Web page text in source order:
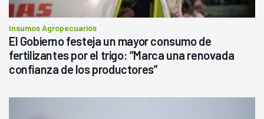
Insumos Agropecuarios
El Gobierno festeja un mayor consumo de
fertilizantes por el trigo: “Marca una renovada
confianza de los productores”